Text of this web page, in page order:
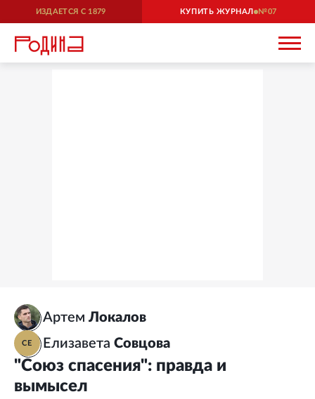
ИЗДАЕТСЯ С 1879 КУПИТЬ ЖУРНАЛ 07
Артем Локалов
СЕ Елизавета Совцова
"Союз спасения": правда и
вымысел